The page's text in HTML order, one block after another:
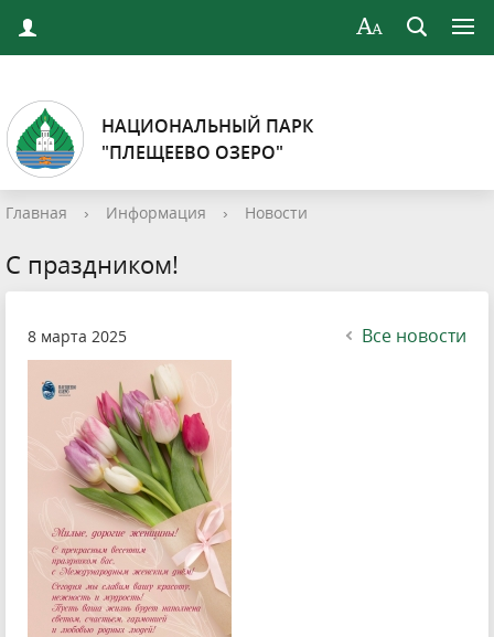
НАЦИОНАЛЬНЫЙ ПАРК
"ПЛЕЩЕЕВО ОЗЕРО"
Главная › Информация › Новости
С праздником!
8 марта 2025 Все новости